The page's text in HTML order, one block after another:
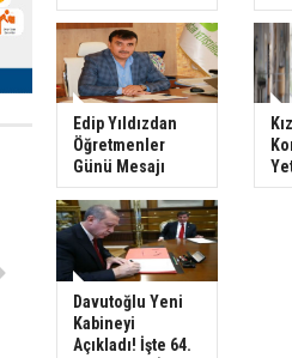
Edip Yıldızdan
Öğretmenler
Günü Mesajı
Davutoğlu Yeni
Kabineyi
Açıkladı! İşte 64.